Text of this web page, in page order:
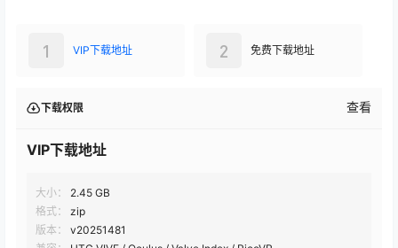
VIP下载地址
1 免费下载地址
2
下载权限 查看
VIP下载地址
大小：
2.45 GB
格式：
zip
版本：
v20251481